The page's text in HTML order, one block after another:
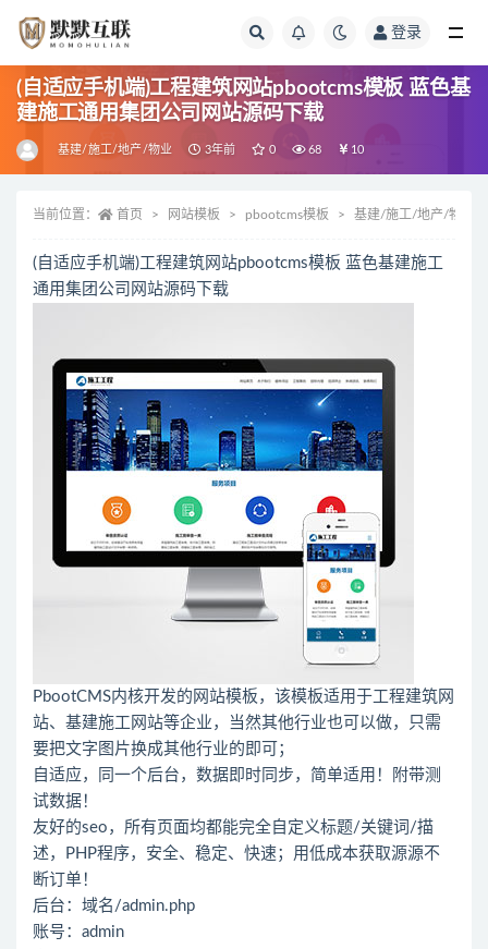
登录
(自适应手机端)工程建筑网站pbootcms模板 蓝色基
建施工通用集团公司网站源码下载
基建/施工/地产/物业 3年前 0 68 10
当前位置： 首页 网站模板 pbootcms模板 基建/施工/地产/物业
(自适应手机端)工程建筑网站pbootcms模板 蓝色基建施工
通用集团公司网站源码下载
PbootCMS内核开发的网站模板，该模板适用于工程建筑网
站、基建施工网站等企业，当然其他行业也可以做，只需
要把文字图片换成其他行业的即可；
自适应，同一个后台，数据即时同步，简单适用！附带测
试数据！
友好的seo，所有页面均都能完全自定义标题/关键词/描
述，PHP程序，安全、稳定、快速；用低成本获取源源不
断订单！
后台：域名/admin.php
账号：admin